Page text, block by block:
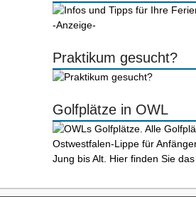
-Anzeige-
Praktikum gesucht?
Golfplätze in OWL